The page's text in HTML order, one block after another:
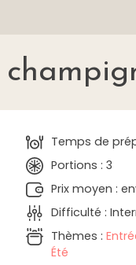
Temps de
Portions : 3
Prix moyen :
Difficulté :
Thèmes :
Été